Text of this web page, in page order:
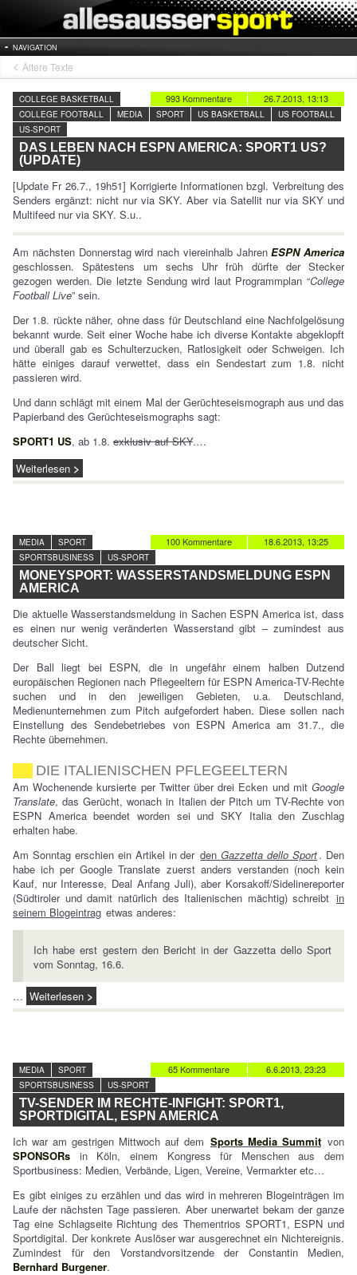
NAVIGATION
Ältere Texte
26.7.2013, 13:13
993 Kommentare
COLLEGE BASKETBALL
COLLEGE FOOTBALL
MEDIA SPORT US BASKETBALL
US FOOTBALL
US-SPORT
DAS LEBEN NACH ESPN AMERICA: SPORT1 US?
(UPDATE)
[Update Fr 26.7., 19h51] Korrigierte Informationen bzgl. Verbreitung des
Senders ergänzt: nicht nur via SKY. Aber via Satellit nur via SKY und
Multifeed nur via SKY. S.u..
Am nächsten Donnerstag wird nach viereinhalb JahrenESPN America
geschlossen. Spätestens um sechs Uhr früh dürfte der Stecker
gezogen werden. Die letzte Sendung wird laut Programmplan “College
Football Live” sein.
Der 1.8. rückte näher, ohne dass für Deutschland eine Nachfolgelösung
bekannt wurde. Seit einer Woche habe ich diverse Kontakte abgeklopft
und überall gab es Schulterzucken, Ratlosigkeit oder Schweigen. Ich
hätte einiges darauf verwettet, dass ein Sendestart zum 1.8. nicht
passieren wird.
Und dann schlägt mit einem Mal der Gerüchteseismograph aus und das
Papierband des Gerüchteseismographs sagt:
SPORT1 US, ab 1.8. exklusiv auf SKY.…
Weiterlesen
18.6.2013, 13:25
100 Kommentare
MEDIA
SPORT
SPORTSBUSINESS
US-SPORT
MONEYSPORT: WASSERSTANDSMELDUNG ESPN
AMERICA
Die aktuelle Wasserstandsmeldung in Sachen ESPN America ist, dass
es einen nur wenig veränderten Wasserstand gibt – zumindest aus
deutscher Sicht.
Der Ball liegt bei ESPN, die in ungefähr einem halben Dutzend
europäischen Regionen nach Pflegeeltern für ESPN America-TV-Rechte
suchen und in den jeweiligen Gebieten, u.a. Deutschland,
Medienunternehmen zum Pitch aufgefordert haben. Diese sollen nach
Einstellung des Sendebetriebes von ESPN America am 31.7., die
Rechte übernehmen.
DIE ITALIENISCHEN PFLEGEELTERN
Am Wochenende kursierte per Twitter über drei Ecken und mit Google
Translate, das Gerücht, wonach in Italien der Pitch um TV-Rechte von
ESPN America beendet worden sei und SKY Italia den Zuschlag
erhalten habe.
Am Sonntag erschien ein Artikel in der denGazzetta dello Sport. Den
habe ich per Google Translate zuerst anders verstanden (noch kein
Kauf, nur Interesse, Deal Anfang Juli), aber Korsakoff/Sidelinereporter
(Südtiroler und damit natürlich des Italienischen mächtig) schreibt in
seinem Blogeintrag etwas anderes:
Ich habe erst gestern den Bericht in der Gazzetta dello Sport
vom Sonntag, 16.6.
… Weiterlesen
6.6.2013, 23:23
65 Kommentare
MEDIA
SPORT
SPORTSBUSINESS
US-SPORT
TV-SENDER IM RECHTE-INFIGHT: SPORT1,
SPORTDIGITAL, ESPN AMERICA
Ich war am gestrigen Mittwoch auf dem Sports Media Summit von
SPONSORs in Köln, einem Kongress für Menschen aus dem
Sportbusiness: Medien, Verbände, Ligen, Vereine, Vermarkter etc…
Es gibt einiges zu erzählen und das wird in mehreren Blogeinträgen im
Laufe der nächsten Tage passieren. Aber unerwartet bekam der ganze
Tag eine Schlagseite Richtung des Thementrios SPORT1, ESPN und
Sportdigital. Der konkrete Auslöser war ausgerechnet ein Nichtereignis.
Zumindest für den Vorstandvorsitzende der Constantin Medien,
Bernhard Burgener.